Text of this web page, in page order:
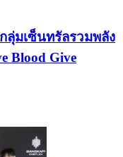
ลุ่มเซ็นทรัลรวมพลัง
Blood Give